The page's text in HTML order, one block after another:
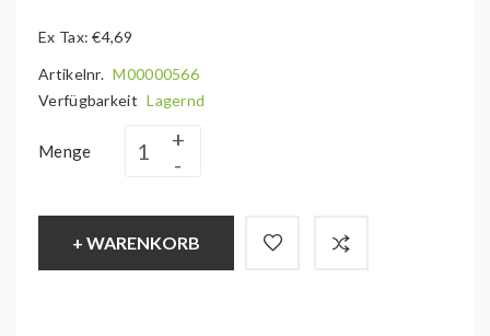
Ex Tax: €4,69
Artikelnr. M00000566
Verfügbarkeit Lagernd
Menge
+ WARENKORB